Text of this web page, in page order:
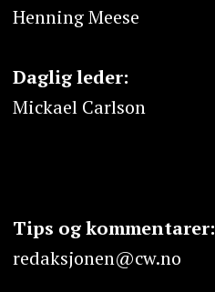
Henning Meese
Daglig leder:
Mickael Carlson
Tips og kommentarer:
redaksjonen@cw.no